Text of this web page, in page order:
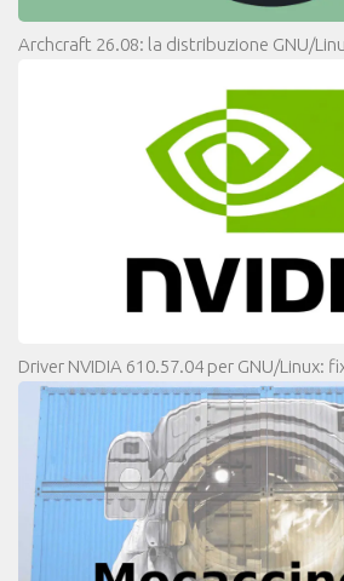
Archcraft 26.08: la distribuzione GNU/
Driver NVIDIA 610.57.04 per GNU/Linux: